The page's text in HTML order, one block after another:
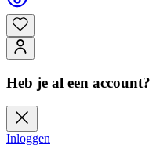
Heb je al een account?
Inloggen